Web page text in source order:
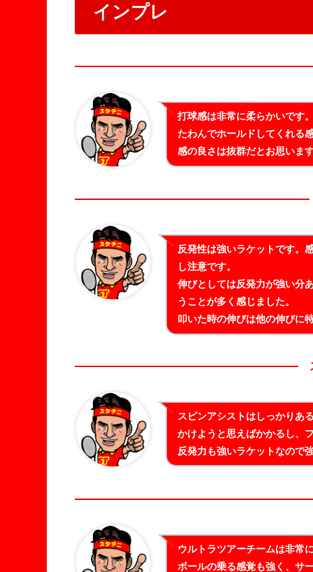
インプレ
打球感は非常に柔らかいです
たわんでホールドしてくれる
感の良さは抜群だとお思いま
反発性は強いラケットです。
し注意です。
伸びとしては反発力が強い分
うことが多く感じました。
叩いた時の伸びは他の伸びに
スピンアシストはしっかりあ
かけようと思えばかかるし、
反発力も強いラケットなので
ウルトラツアーチームは非常
ボールの乗る感覚も強く、サ